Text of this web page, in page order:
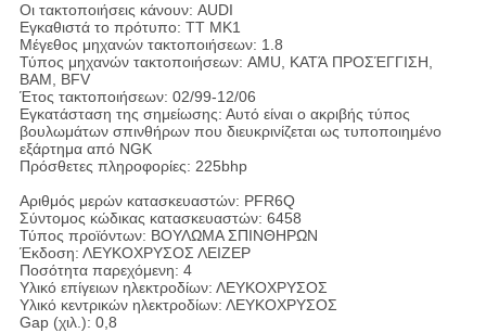
Οι τακτοποιήσεις κάνουν: AUDI
Εγκαθιστά το πρότυπο: TT MK1
Μέγεθος μηχανών τακτοποιήσεων: 1.8
Τύπος μηχανών τακτοποιήσεων: AMU, ΚΑΤΆ ΠΡΟΣΈΓΓΙΣΗ,
BAM, BFV
Έτος τακτοποιήσεων: 02/99-12/06
Εγκατάσταση της σημείωσης: Αυτό είναι ο ακριβής τύπος
βουλωμάτων σπινθήρων που διευκρινίζεται ως τυποποιημένο
εξάρτημα από NGK
Πρόσθετες πληροφορίες: 225bhp
Αριθμός μερών κατασκευαστών: PFR6Q
Σύντομος κώδικας κατασκευαστών: 6458
Τύπος προϊόντων: ΒΟΥΛΩΜΑ ΣΠΙΝΘΗΡΩΝ
Έκδοση: ΛΕΥΚΟΧΡΥΣΟΣ ΛΕΙΖΕΡ
Ποσότητα παρεχόμενη: 4
Υλικό επίγειων ηλεκτροδίων: ΛΕΥΚΟΧΡΥΣΟΣ
Υλικό κεντρικών ηλεκτροδίων: ΛΕΥΚΟΧΡΥΣΟΣ
Gap (χιλ.): 0,8